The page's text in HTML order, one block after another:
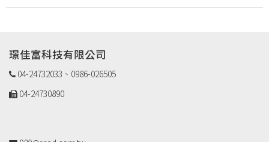
璟佳富科技有限公司
04-24732033、0986-026505
04-24730890